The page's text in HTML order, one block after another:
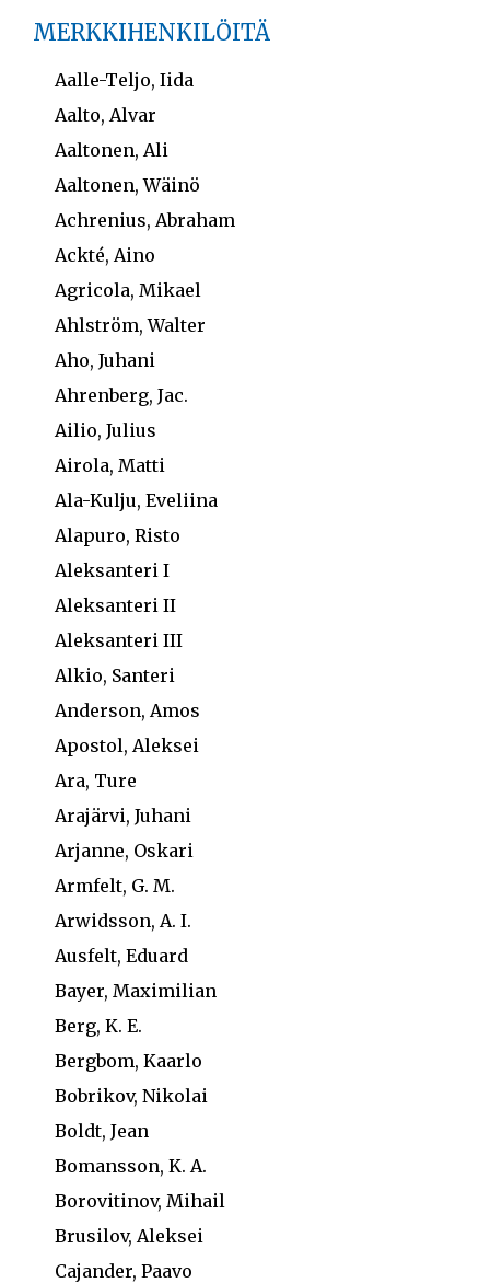
MERKKIHENKILÖITÄ
Aalle-Teljo, Iida
Aalto, Alvar
Aaltonen, Ali
Aaltonen, Wäinö
Achrenius, Abraham
Ackté, Aino
Agricola, Mikael
Ahlström, Walter
Aho, Juhani
Ahrenberg, Jac.
Ailio, Julius
Airola, Matti
Ala-Kulju, Eveliina
Alapuro, Risto
Aleksanteri I
Aleksanteri II
Aleksanteri III
Alkio, Santeri
Anderson, Amos
Apostol, Aleksei
Ara, Ture
Arajärvi, Juhani
Arjanne, Oskari
Armfelt, G. M.
Arwidsson, A. I.
Ausfelt, Eduard
Bayer, Maximilian
Berg, K. E.
Bergbom, Kaarlo
Bobrikov, Nikolai
Boldt, Jean
Bomansson, K. A.
Borovitinov, Mihail
Brusilov, Aleksei
Cajander, Paavo